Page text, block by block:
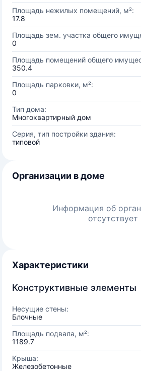
Площадь нежилых помещений, м²:
17.8
Площадь зем. участка общего
0
Площадь помещений общего
350.4
Площадь парковки, м²:
0
Тип дома:
Многоквартирный дом
Серия, тип постройки здания:
типовой
Организации в доме
Информация об
отсутствует
Характеристики
Конструктивные элементы
Несущие стены:
Блочные
Площадь подвала, м²:
1189.7
Крыша:
Железобетонные